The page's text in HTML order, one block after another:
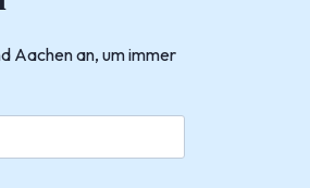
Aachen an, um immer